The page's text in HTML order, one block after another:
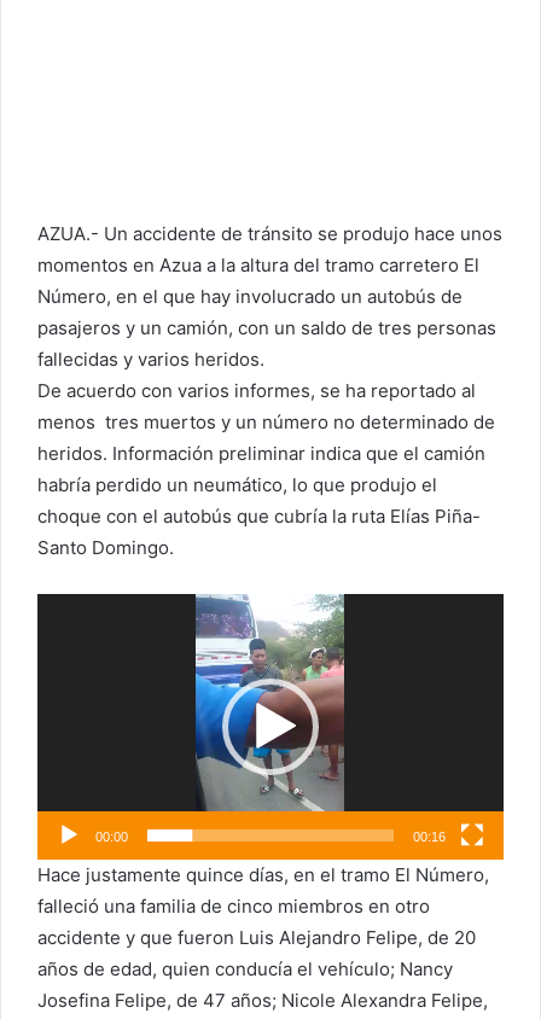
AZUA.- Un accidente de tránsito se produjo hace unos
momentos en Azua a la altura del tramo carretero El
Número, en el que hay involucrado un autobús de
pasajeros y un camión, con un saldo de tres personas
fallecidas y varios heridos.
De acuerdo con varios informes, se ha reportado al
menos tres muertos y un número no determinado de
heridos. Información preliminar indica que el camión
habría perdido un neumático, lo que produjo el
choque con el autobús que cubría la ruta Elías Piña-
Santo Domingo.
00:00 00:16
Hace justamente quince días, en el tramo El Número,
falleció una familia de cinco miembros en otro
accidente y que fueron Luis Alejandro Felipe, de 20
años de edad, quien conducía el vehículo; Nancy
Josefina Felipe, de 47 años; Nicole Alexandra Felipe,